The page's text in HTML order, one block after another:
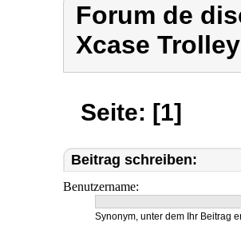
Forum de
Xcase
Seite: [1]
Beitrag schreiben:
Benutzername:
Synonym, unter dem Ihr Beitrag